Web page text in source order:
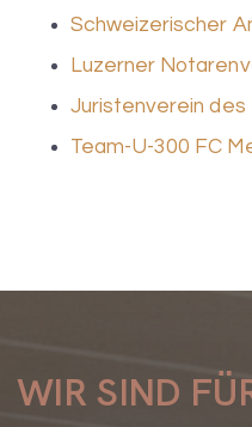
Schweizerischer
Luzerner
Juristenverein des
Team-U-300 FC
WIR SIND